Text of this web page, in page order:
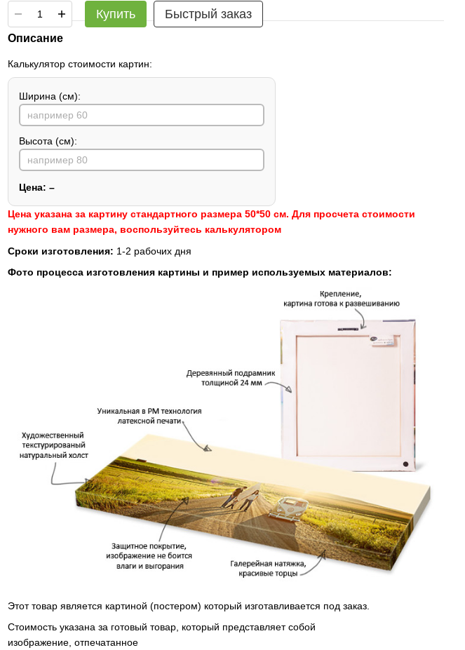
Купить Быстрый заказ
Описание
Калькулятор стоимости картин:
Ширина (см):
Высота (см):
Цена: –
Цена указана за картину стандартного размера 50*50 см. Для просчета стоимости
нужного вам размера, воспользуйтесь калькулятором
Сроки изготовления: 1-2 рабочих дня
Фото процесса изготовления картины и пример используемых материалов:
Этот товар является картиной (постером) который изготавливается под заказ.
Стоимость указана за готовый товар, который представляет собой
изображение, отпечатанное